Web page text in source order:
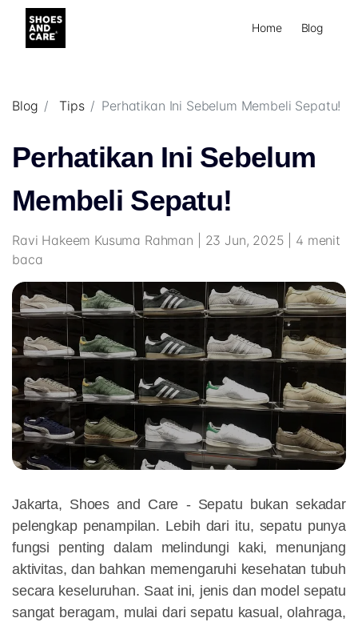
Home Blog
Blog Tips Perhatikan Ini Sebelum Membeli Sepatu!
Perhatikan Ini Sebelum
Membeli Sepatu!
Ravi Hakeem Kusuma Rahman | 23 Jun, 2025 | 4 menit
baca
Jakarta, Shoes and Care - Sepatu bukan sekadar
pelengkap penampilan. Lebih dari itu, sepatu punya
fungsi penting dalam melindungi kaki, menunjang
aktivitas, dan bahkan memengaruhi kesehatan tubuh
secara keseluruhan. Saat ini, jenis dan model sepatu
sangat beragam, mulai dari sepatu kasual, olahraga,